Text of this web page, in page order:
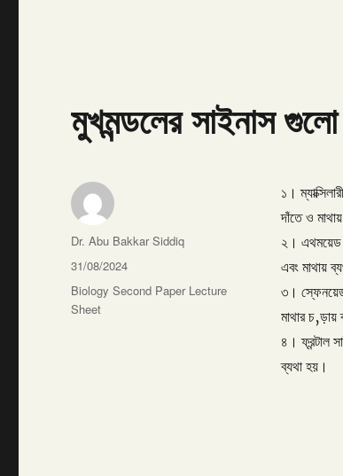
মুখমন্ডলের সাইনাস
১।
দাঁতে ও
২। এথময়েড
এবং মাথায়
৩।
মাথার
৪। ফ্রন্টাল
ব্যথা হয়।
Author
Dr. Abu Bakkar Siddiq
Posted
on
31/08/2024
Categories
Biology Second Paper Lecture
Sheet